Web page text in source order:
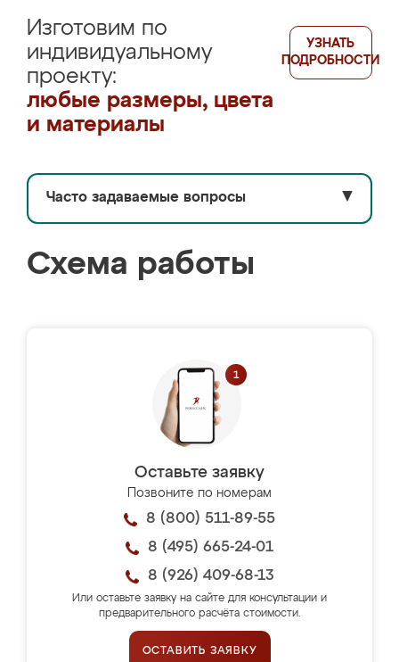
Изготовим по
индивидуальному
проекту:
любые размеры, цвета
и материалы
УЗНАТЬ
ПОДРОБНОСТИ
Часто задаваемые вопросы ▼
Схема работы
Оставьте заявку
Позвоните по номерам
8 (800) 511-89-55
8 (495) 665-24-01
8 (926) 409-68-13
Или оставьте заявку на сайте для консультации и
предварительного расчёта стоимости.
ОСТАВИТЬ ЗАЯВКУ